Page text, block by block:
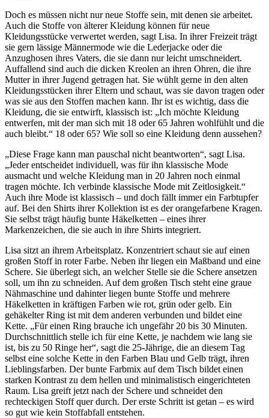
Doch es müssen nicht nur neue Stoffe sein, mit denen sie arbeitet.
Auch die Stoffe von älterer Kleidung können für neue
Kleidungsstücke verwertet werden, sagt Lisa. In ihrer Freizeit trägt
sie gern lässige Männermode wie die Lederjacke oder die
Anzughosen ihres Vaters, die sie dann nur leicht umschneidert.
Auffallend sind auch die dicken Kreolen an ihren Ohren, die ihre
Mutter in ihrer Jugend getragen hat. Sie wühlt gerne in den alten
Kleidungsstücken ihrer Eltern und schaut, was sie davon tragen oder
was sie aus den Stoffen machen kann. Ihr ist es wichtig, dass die
Kleidung, die sie entwirft, klassisch ist: „Ich möchte Kleidung
entwerfen, mit der man sich mit 18 oder 65 Jahren wohlfühlt und die
auch bleibt.“ 18 oder 65? Wie soll so eine Kleidung denn aussehen?
„Diese Frage kann man pauschal nicht beantworten“, sagt Lisa.
„Jeder entscheidet individuell, was für ihn klassische Mode
ausmacht und welche Kleidung man in 20 Jahren noch einmal
tragen möchte. Ich verbinde klassische Mode mit Zeitlosigkeit.“
Auch ihre Mode ist klassisch – und doch fällt immer ein Farbtupfer
auf. Bei den Shirts ihrer Kollektion ist es der orangefarbene Kragen.
Sie selbst trägt häufig bunte Häkelketten – eines ihrer
Markenzeichen, die sie auch in ihre Shirts integriert.
Lisa sitzt an ihrem Arbeitsplatz. Konzentriert schaut sie auf einen
großen Stoff in roter Farbe. Neben ihr liegen ein Maßband und eine
Schere. Sie überlegt sich, an welcher Stelle sie die Schere ansetzen
soll, um ihn zu schneiden. Auf dem großen Tisch steht eine graue
Nähmaschine und dahinter liegen bunte Stoffe und mehrere
Häkelketten in kräftigen Farben wie rot, grün oder gelb. Ein
gehäkelter Ring ist mit dem anderen verbunden und bildet eine
Kette. „Für einen Ring brauche ich ungefähr 20 bis 30 Minuten.
Durchschnittlich stelle ich für eine Kette, je nachdem wie lang sie
ist, bis zu 50 Ringe her“, sagt die 25-Jährige, die an diesem Tag
selbst eine solche Kette in den Farben Blau und Gelb trägt, ihren
Lieblingsfarben. Der bunte Farbmix auf dem Tisch bildet einen
starken Kontrast zu dem hellen und minimalistisch eingerichteten
Raum. Lisa greift jetzt nach der Schere und schneidet den
rechteckigen Stoff quer durch. Der erste Schritt ist getan – es wird
so gut wie kein Stoffabfall entstehen.